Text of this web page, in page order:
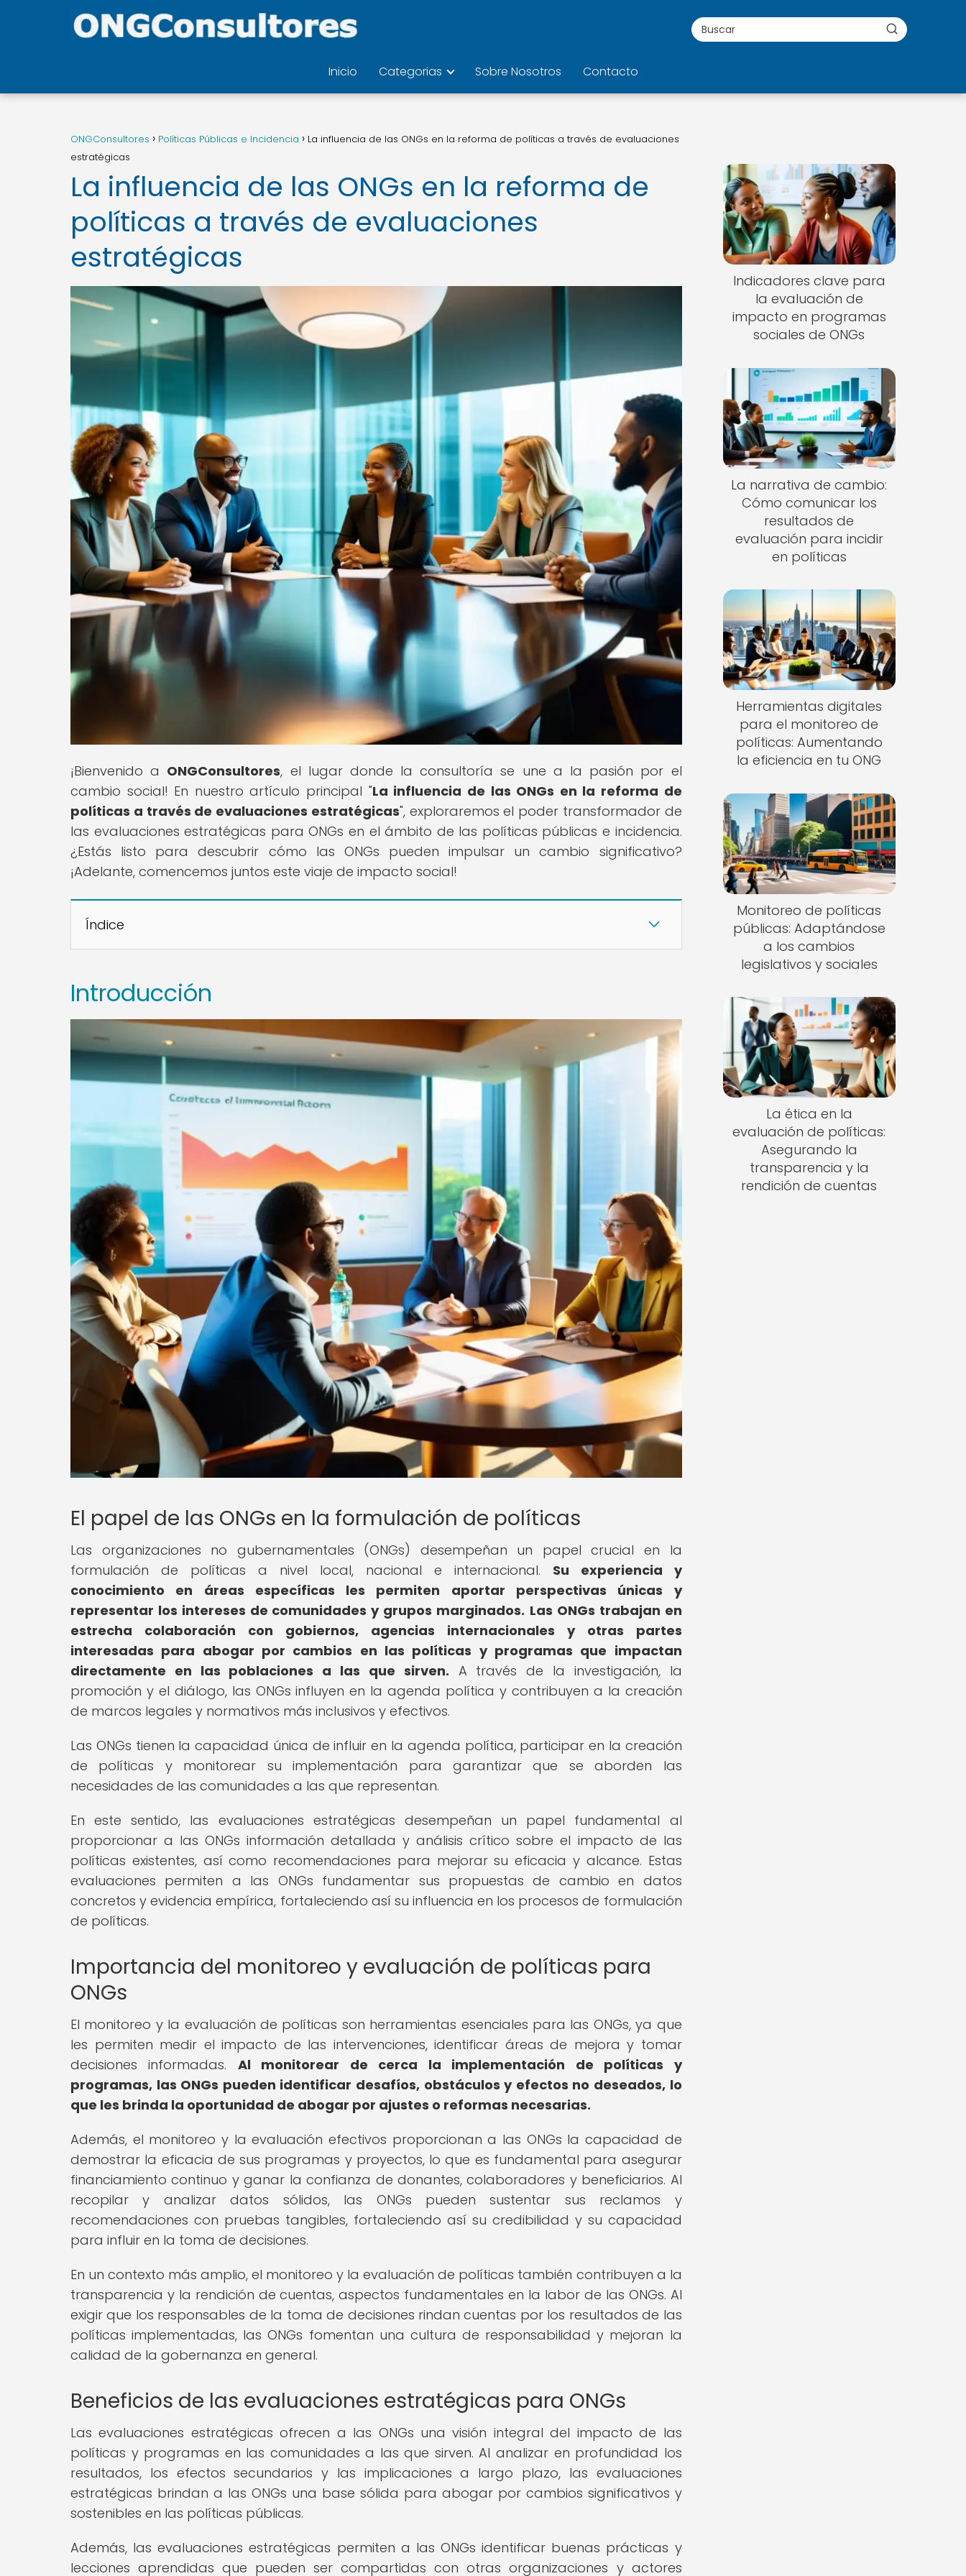
Inicio Categorias Sobre Nosotros Contacto
ONGConsultores Políticas Públicas e Incidencia
La influencia de las ONGs en la reforma de políticas a través de evaluaciones
estratégicas
La influencia de las ONGs en la reforma de
políticas a través de evaluaciones
estratégicas
¡Bienvenido a ONGConsultores, el lugar donde la consultoría se une a la pasión por el
cambio social! En nuestro artículo principal "La influencia de las ONGs en la reforma de
políticas a través de evaluaciones estratégicas", exploraremos el poder transformador de
las evaluaciones estratégicas para ONGs en el ámbito de las políticas públicas e incidencia.
¿Estás listo para descubrir cómo las ONGs pueden impulsar un cambio significativo?
¡Adelante, comencemos juntos este viaje de impacto social!
Índice
Introducción
El papel de las ONGs en la formulación de políticas
Las organizaciones no gubernamentales (ONGs) desempeñan un papel crucial en la
formulación de políticas a nivel local, nacional e internacional. Su experiencia y
conocimiento en áreas específicas les permiten aportar perspectivas únicas y
representar los intereses de comunidades y grupos marginados. Las ONGs trabajan en
estrecha colaboración con gobiernos, agencias internacionales y otras partes
interesadas para abogar por cambios en las políticas y programas que impactan
directamente en las poblaciones a las que sirven. A través de la investigación, la
promoción y el diálogo, las ONGs influyen en la agenda política y contribuyen a la creación
de marcos legales y normativos más inclusivos y efectivos.
Las ONGs tienen la capacidad única de influir en la agenda política, participar en la creación
de políticas y monitorear su implementación para garantizar que se aborden las
necesidades de las comunidades a las que representan.
En este sentido, las evaluaciones estratégicas desempeñan un papel fundamental al
proporcionar a las ONGs información detallada y análisis crítico sobre el impacto de las
políticas existentes, así como recomendaciones para mejorar su eficacia y alcance. Estas
evaluaciones permiten a las ONGs fundamentar sus propuestas de cambio en datos
concretos y evidencia empírica, fortaleciendo así su influencia en los procesos de formulación
de políticas.
Importancia del monitoreo y evaluación de políticas para
ONGs
El monitoreo y la evaluación de políticas son herramientas esenciales para las ONGs, ya que
les permiten medir el impacto de las intervenciones, identificar áreas de mejora y tomar
decisiones informadas. Al monitorear de cerca la implementación de políticas y
programas, las ONGs pueden identificar desafíos, obstáculos y efectos no deseados, lo
que les brinda la oportunidad de abogar por ajustes o reformas necesarias.
Además, el monitoreo y la evaluación efectivos proporcionan a las ONGs la capacidad de
demostrar la eficacia de sus programas y proyectos, lo que es fundamental para asegurar
financiamiento continuo y ganar la confianza de donantes, colaboradores y beneficiarios. Al
recopilar y analizar datos sólidos, las ONGs pueden sustentar sus reclamos y
recomendaciones con pruebas tangibles, fortaleciendo así su credibilidad y su capacidad
para influir en la toma de decisiones.
En un contexto más amplio, el monitoreo y la evaluación de políticas también contribuyen a la
transparencia y la rendición de cuentas, aspectos fundamentales en la labor de las ONGs. Al
exigir que los responsables de la toma de decisiones rindan cuentas por los resultados de las
políticas implementadas, las ONGs fomentan una cultura de responsabilidad y mejoran la
calidad de la gobernanza en general.
Beneficios de las evaluaciones estratégicas para ONGs
Las evaluaciones estratégicas ofrecen a las ONGs una visión integral del impacto de las
políticas y programas en las comunidades a las que sirven. Al analizar en profundidad los
resultados, los efectos secundarios y las implicaciones a largo plazo, las evaluaciones
estratégicas brindan a las ONGs una base sólida para abogar por cambios significativos y
sostenibles en las políticas públicas.
Además, las evaluaciones estratégicas permiten a las ONGs identificar buenas prácticas y
lecciones aprendidas que pueden ser compartidas con otras organizaciones y actores
Indicadores clave para
la evaluación de
impacto en programas
sociales de ONGs
La narrativa de cambio:
Cómo comunicar los
resultados de
evaluación para incidir
en políticas
Herramientas digitales
para el monitoreo de
políticas: Aumentando
la eficiencia en tu ONG
Monitoreo de políticas
públicas: Adaptándose
a los cambios
legislativos y sociales
La ética en la
evaluación de políticas:
Asegurando la
transparencia y la
rendición de cuentas